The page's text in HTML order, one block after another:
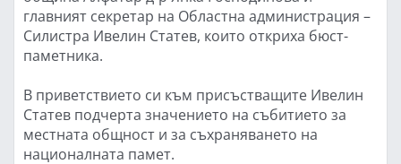
главният секретар на Областна администрация –
Силистра Ивелин Статев, които откриха бюст-
паметника.
В приветствието си към присъстващите Ивелин
Статев подчерта значението на събитието за
местната общност и за съхраняването на
националната памет.